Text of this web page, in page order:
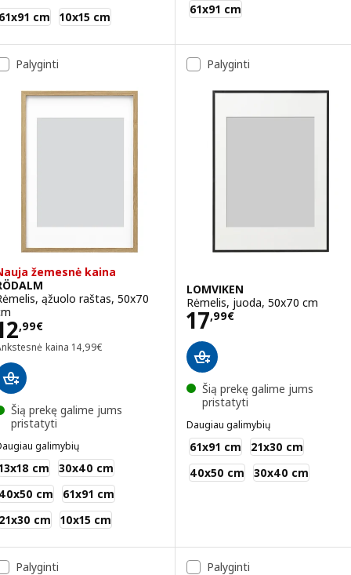
cm
10x15 cm
61x91 cm
Palyginti
žemesnė kaina
ąžuolo raštas, 50x70
,99€ 12,99€
kaina 14,99€
Ankstesnė kaina 14,99€
Šią prekę galime jums
pristatyti
galimybių
cm
30x40 cm
cm
61x91 cm
cm
10x15 cm
Palyginti
LOMVIKEN
Rėmelis, juoda, 50x70 cm
17,99€
Kaina 17,99€
Šią prekę galime jums
pristatyti
Daugiau galimybių
LOMVIKEN
61x91 cm
21x30 cm
40x50 cm
30x40 cm
Palyginti Palyginti